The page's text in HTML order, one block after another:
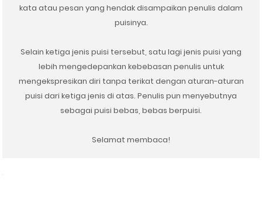
kata atau pesan yang hendak disampaikan penulis dalam
puisinya.
Selain ketiga jenis puisi tersebut, satu lagi jenis puisi yang
lebih mengedepankan kebebasan penulis untuk
mengekspresikan diri tanpa terikat dengan aturan-aturan
puisi dari ketiga jenis di atas. Penulis pun menyebutnya
sebagai puisi bebas, bebas berpuisi.
Selamat membaca!